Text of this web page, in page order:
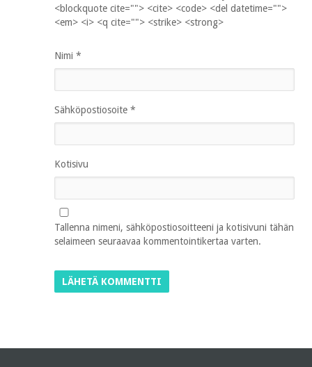
<blockquote cite=""> <cite> <code> <del datetime="">
<em> <i> <q cite=""> <strike> <strong>
Nimi *
Sähköpostiosoite *
Kotisivu
Tallenna nimeni, sähköpostiosoitteeni ja kotisivuni tähän
selaimeen seuraavaa kommentointikertaa varten.